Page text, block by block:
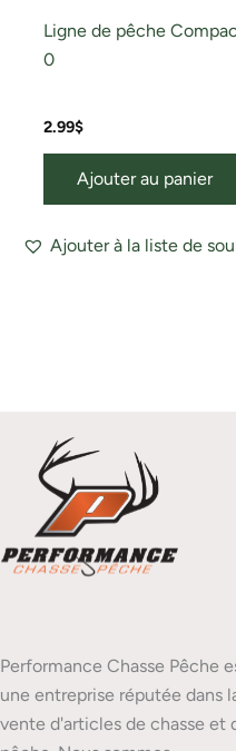
Ligne de pêche
0
2.99$
Ajouter au panier
Ajouter à la liste de
Performance Chasse Pêche
une entreprise réputée dans
vente d'articles de chasse et